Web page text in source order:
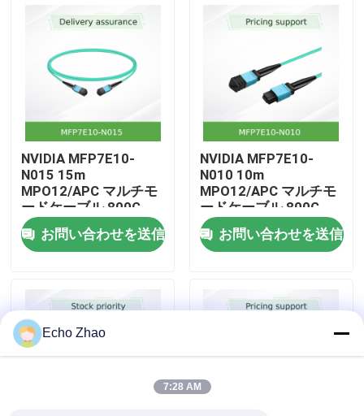
私たちについて
工場見学
品質管理
お問い合わせ
ニュース
事件
NVIDIA MFP7E10-
N015 15m
MPO12/APC マルチモ
ードケーブル 800G
InfiniBand
お問い合わせを送信
NVIDIA MFP7E10-
N010 10m
MPO12/APC マルチモ
ードケーブル 800G
InfiniBand
お問い合わせを送信
Echo Zhao
7:28 AM